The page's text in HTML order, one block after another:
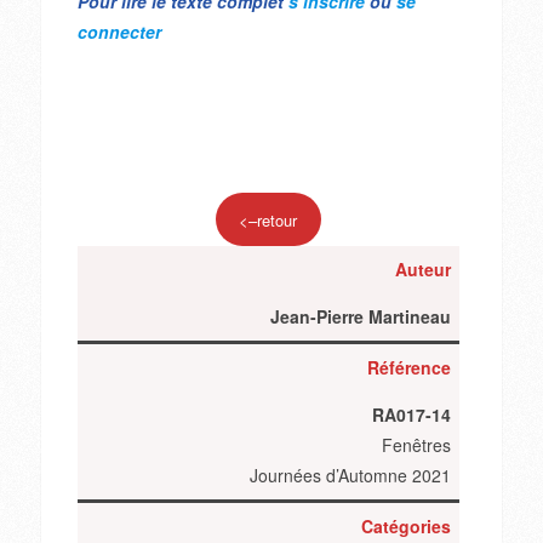
connecter
<–retour
Auteur
Jean-Pierre Martineau
Référence
RA017-14
Fenêtres
Journées d’Automne 2021
Catégories